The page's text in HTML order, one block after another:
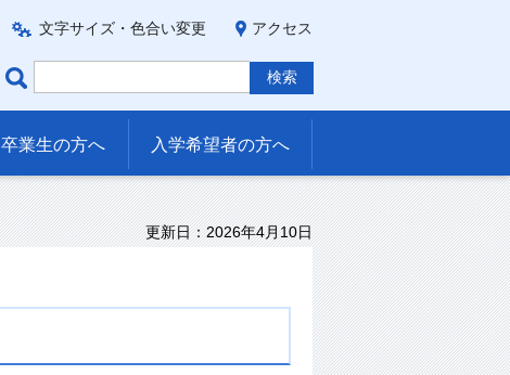
文字サイズ・色合い変更 アクセス
卒業生の方へ 入学希望者の方へ
更新日：2026年4月10日